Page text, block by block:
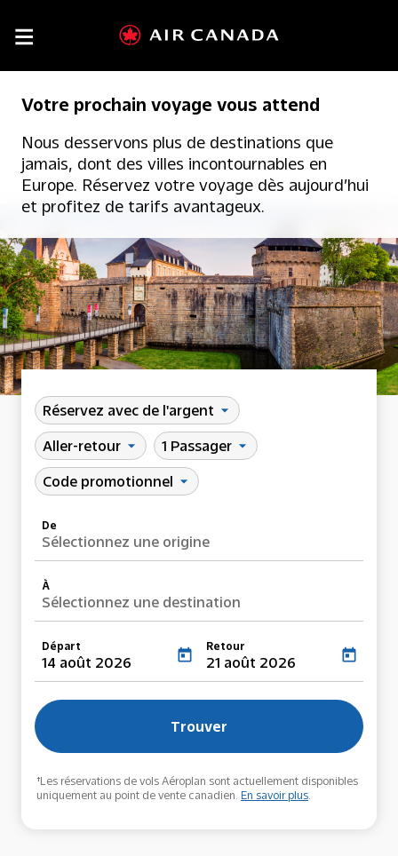

Votre prochain voyage vous attend
Nous desservons plus de destinations que
jamais, dont des villes incontournables en
Europe. Réservez votre voyage dès aujourd’hui
et profitez de tarifs avantageux.
Réservez avec de l'argent arrow_drop_down
Aller-retour arrow_drop_down 1 Passager arrow_drop_down
Code promotionnel arrow_drop_down
De
Sélectionnez une origine
À
Sélectionnez une destination
Départ
14 août 2026 today
Retour
21 août 2026 today
Trouver
†Les réservations de vols Aéroplan sont actuellement disponibles
uniquement au point de vente canadien. En savoir plus.